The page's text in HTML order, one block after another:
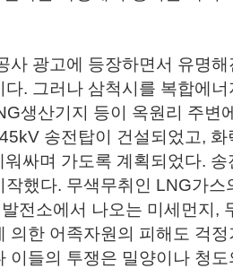
광고에 등장하면서 유명해
. 그러나 삼척시를 복합에너
생산기지 등이 옥원리 주변
송전탑이 건설되었고, 화
싸며 가도록 계획되었다. 송
했다. 무색무취인 LNG가스
전소에서 나오는 미세먼지,
한 어족자원의 피해도 걱정
이들의 투쟁은 밀양이나 청